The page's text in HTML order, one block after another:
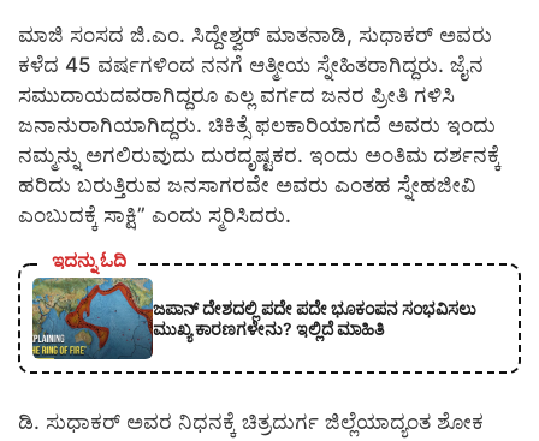
ಮಾಜಿ ಸಂಸದ ಜಿ.ಎಂ. ಸಿದ್ದೇಶ್ವರ್ ಮಾತನಾಡಿ, ಸುಧಾಕರ್ ಅವರು
ಕಳೆದ 45 ವರ್ಷಗಳಿಂದ ನನಗೆ ಆತ್ಮೀಯ ಸ್ನೇಹಿತರಾಗಿದ್ದರು. ಜೈನ
ಸಮುದಾಯದವರಾಗಿದ್ದರೂ ಎಲ್ಲ ವರ್ಗದ ಜನರ ಪ್ರೀತಿ ಗಳಿಸಿ
ಜನಾನುರಾಗಿಯಾಗಿದ್ದರು. ಚಿಕಿತ್ಸೆ ಫಲಕಾರಿಯಾಗದೆ ಅವರು ಇಂದು
ನಮ್ಮನ್ನು ಅಗಲಿರುವುದು ದುರದೃಷ್ಟಕರ. ಇಂದು ಅಂತಿಮ ದರ್ಶನಕ್ಕೆ
ಹರಿದು ಬರುತ್ತಿರುವ ಜನಸಾಗರವೇ ಅವರು ಎಂತಹ ಸ್ನೇಹಜೀವಿ
ಎಂಬುದಕ್ಕೆ ಸಾಕ್ಷಿ” ಎಂದು ಸ್ಮರಿಸಿದರು.
ಇದನ್ನು ಓದಿ
ಜಪಾನ್ ದೇಶದಲ್ಲಿ ಪದೇ ಪದೇ ಭೂಕಂಪನ ಸಂಭವಿಸಲು
ಮುಖ್ಯ ಕಾರಣಗಳೇನು? ಇಲ್ಲಿದೆ ಮಾಹಿತಿ
ಡಿ. ಸುಧಾಕರ್ ಅವರ ನಿಧನಕ್ಕೆ ಚಿತ್ರದುರ್ಗ ಜಿಲ್ಲೆಯಾದ್ಯಂತ ಶೋಕ